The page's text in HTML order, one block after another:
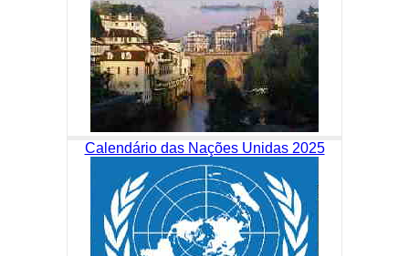
Calendário das Nações Unidas 2025